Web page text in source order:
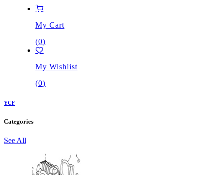
My Cart
(0)
My Wishlist
(0)
YCF
Categories
See All